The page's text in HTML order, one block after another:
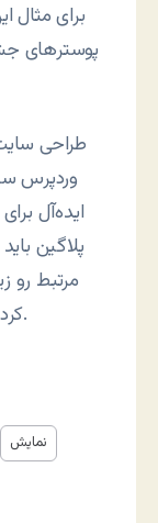
برای مثال
پوسترهای
طراحی
وردپرس
ایده‌آل
پلاگین
مرتبط رو
کردن در شبکه‌های اجتماعی مثل فیس‌بوک.
نمایش